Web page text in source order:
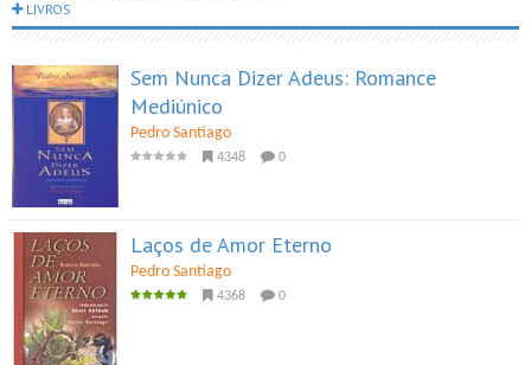
LIVROS
Sem Nunca Dizer Adeus: Romance
Mediúnico
Pedro Santiago
4348 0
Laços de Amor Eterno
Pedro Santiago
4368 0